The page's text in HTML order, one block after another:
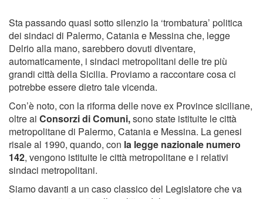
Sta passando quasi sotto silenzio la ‘trombatura’ politica
dei sindaci di Palermo, Catania e Messina che, legge
Delrio alla mano, sarebbero dovuti diventare,
automaticamente, i sindaci metropolitani delle tre più
grandi città della Sicilia. Proviamo a raccontare cosa ci
potrebbe essere dietro tale vicenda.
Con’è noto, con la riforma delle nove ex Province siciliane,
oltre ai Consorzi di Comuni,sono state istituite le città
metropolitane di Palermo, Catania e Messina. La genesi
risale al 1990, quando, con la legge nazionale numero
142, vengono istituite le città metropolitane e i relativi
sindaci metropolitani.
Siamo davanti a un caso classico del Legislatore che va